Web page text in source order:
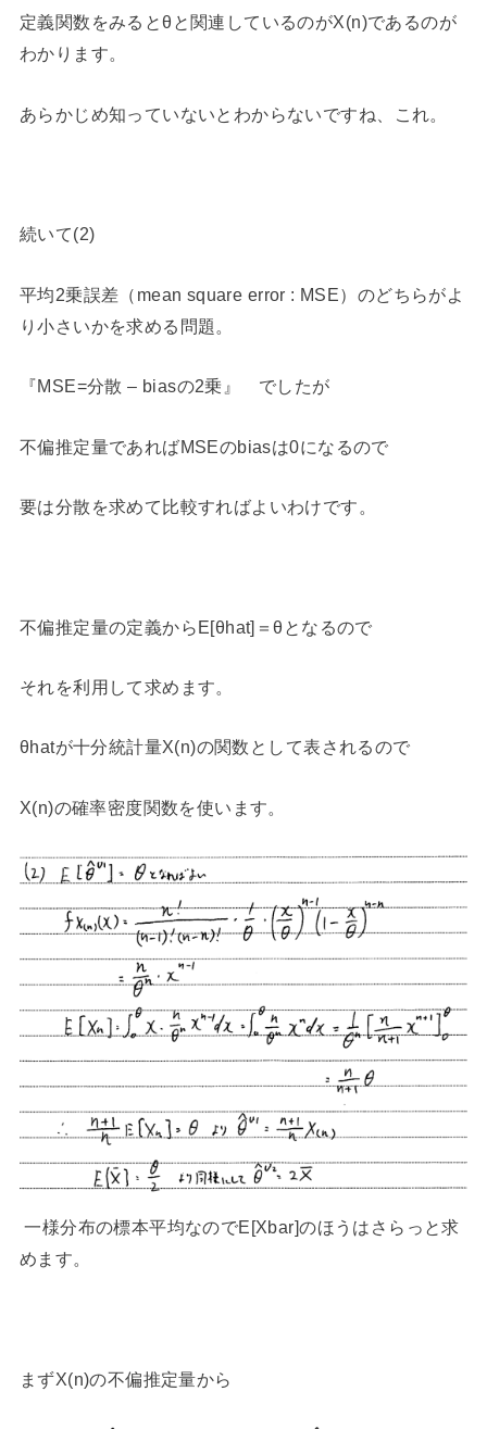
定義関数をみるとθと関連しているのがX(n)であるのが
わかります。
あらかじめ知っていないとわからないですね、これ。
続いて(2)
平均2乗誤差（mean square error : MSE）のどちらがよ
り小さいかを求める問題。
『MSE=分散 – biasの2乗』 でしたが
不偏推定量であればMSEのbiasは0になるので
要は分散を求めて比較すればよいわけです。
不偏推定量の定義からE[θhat]＝θとなるので
それを利用して求めます。
θhatが十分統計量X(n)の関数として表されるので
X(n)の確率密度関数を使います。
一様分布の標本平均なのでE[Xbar]のほうはさらっと求
めます。
まずX(n)の不偏推定量から